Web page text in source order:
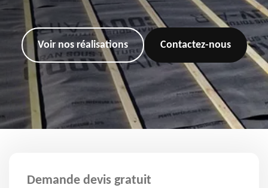
Voir nos réalisations Contactez-nous
Demande devis gratuit